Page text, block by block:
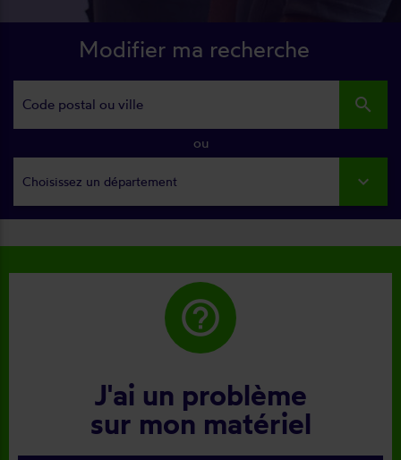
Modifier ma recherche
search
ou
Choisissez un département
help_outline
J'ai un problème
sur mon matériel